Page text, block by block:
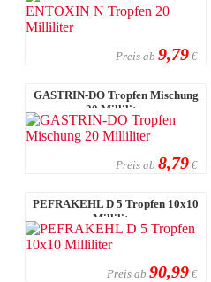
Preis ab 9,79 €
GASTRIN-DO Tropfen Mischung
20 Milliliter
Preis ab 8,79 €
PEFRAKEHL D 5 Tropfen 10x10
Milliliter
Preis ab 90,99 €